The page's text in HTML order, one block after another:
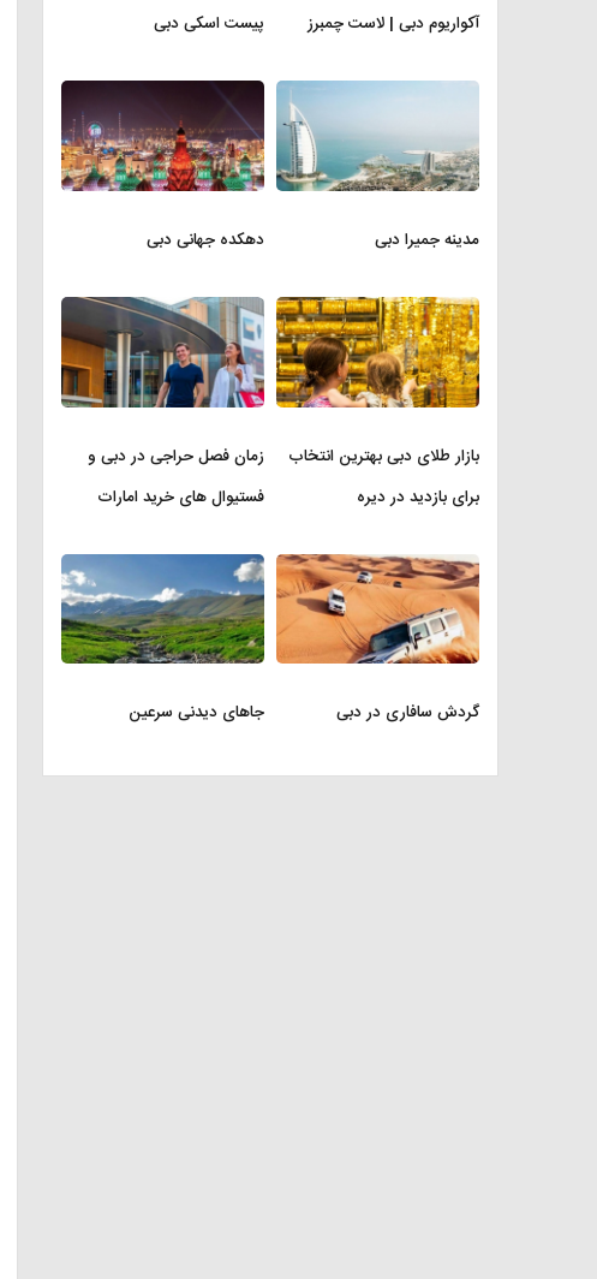
آکواریوم دبی | لاست چمبرز پیست اسکی دبی
مدینه جمیرا دبی دهکده جهانی دبی
بازار طلای دبی بهترین انتخاب
برای بازدید در دیره
زمان فصل حراجی در دبی و
فستیوال های خرید امارات
گردش سافاری در دبی جاهای دیدنی سرعین